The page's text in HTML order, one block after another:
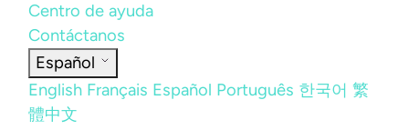
Centro de ayuda
Contáctanos
Español
English Français Español Português 한국어 繁
體中文